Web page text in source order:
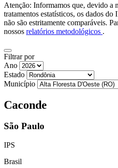
Atenção: Informamos que, devido a
tratamentos estatísticos, os dados
não são estritamente comparáveis.
nossos relatórios metodológicos .
Filtrar por
Ano
Estado
Município
Caconde
São Paulo
IPS
Brasil